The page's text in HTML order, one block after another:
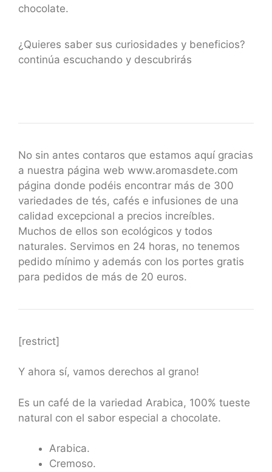
chocolate.
¿Quieres saber sus curiosidades y beneficios?
continúa escuchando y descubrirás
No sin antes contaros que estamos aquí gracias
a nuestra página web www.aromasdete.com
página donde podéis encontrar más de 300
variedades de tés, cafés e infusiones de una
calidad excepcional a precios increíbles.
Muchos de ellos son ecológicos y todos
naturales. Servimos en 24 horas, no tenemos
pedido mínimo y además con los portes gratis
para pedidos de más de 20 euros.
[restrict]
Y ahora sí, vamos derechos al grano!
Es un café de la variedad Arabica, 100% tueste
natural con el sabor especial a chocolate.
Arabica.
Cremoso.